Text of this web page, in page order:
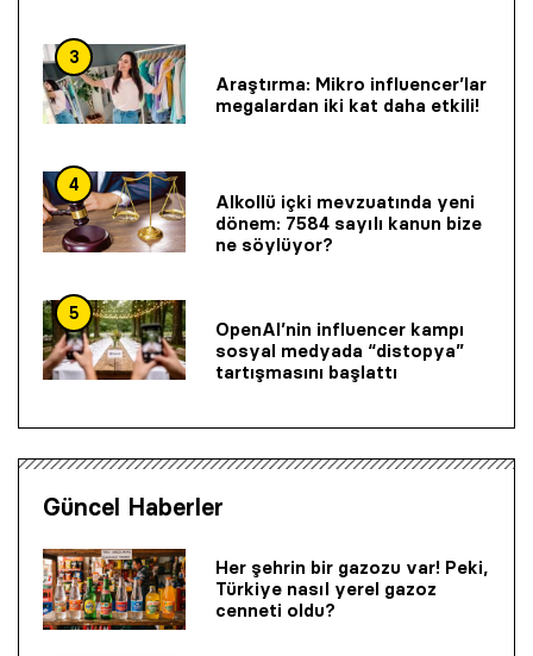
3
Araştırma: Mikro influencer’lar
megalardan iki kat daha etkili!
4
Alkollü içki mevzuatında yeni
dönem: 7584 sayılı kanun bize
ne söylüyor?
5
OpenAI’nin influencer kampı
sosyal medyada “distopya”
tartışmasını başlattı
Güncel Haberler
Her şehrin bir gazozu var! Peki,
Türkiye nasıl yerel gazoz
cenneti oldu?